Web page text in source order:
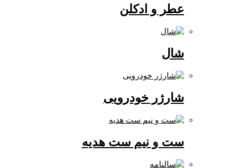
عطر و ادکلن
شارژر خودرویی
ست و نیم ست هدیه